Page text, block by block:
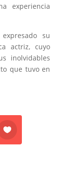
experiencia
su
actriz, cuyo
inolvidables
que tuvo en